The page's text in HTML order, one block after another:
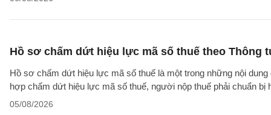
Hồ sơ chấm dứt hiệu lực mã số thuế theo Thông
Hồ sơ chấm dứt hiệu lực mã số thuế là một trong những nội
hợp chấm dứt hiệu lực mã số thuế, người nộp thuế phải chuẩn bị
05/08/2026